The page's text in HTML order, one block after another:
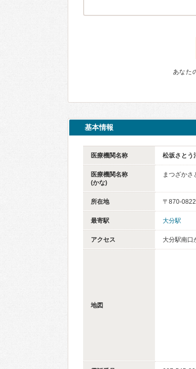
あなた
基本情報
医療機関名称 松坂さとう
医療機関名称
(かな)
まつざかさ
所在地 〒870-
最寄駅 大分駅
アクセス 大分駅南口
地図